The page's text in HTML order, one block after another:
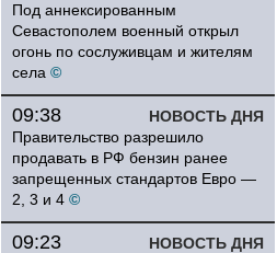
Под аннексированным
Севастополем военный открыл
огонь по сослуживцам и жителям
села ©
НОВОСТЬ ДНЯ
09:38
Правительство разрешило
продавать в РФ бензин ранее
запрещенных стандартов Евро —
2, 3 и 4 ©
НОВОСТЬ ДНЯ
09:23